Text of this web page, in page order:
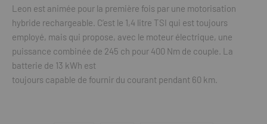
Leon est animée pour la première fois par une motorisation
hybride rechargeable. C’est le 1,4 litre TSI qui est toujours
employé, mais qui propose, avec le moteur électrique, une
puissance combinée de 245 ch pour 400 Nm de couple. La
batterie de 13 kWh est
toujours capable de fournir du courant pendant 60 km.